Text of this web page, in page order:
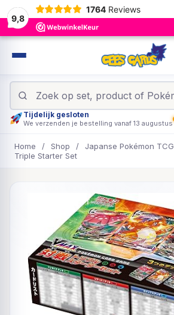
9,8
1764 Reviews
Tijdelijk gesloten
We verzenden je bestelling vanaf 13 augustus
Home / Shop / Japanse Pokémon TCG
Triple Starter Set
UITVERKOCHT